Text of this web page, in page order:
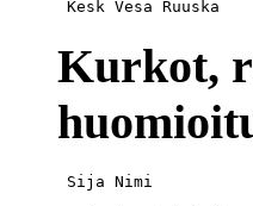
Kurkot,
Sija Nimi